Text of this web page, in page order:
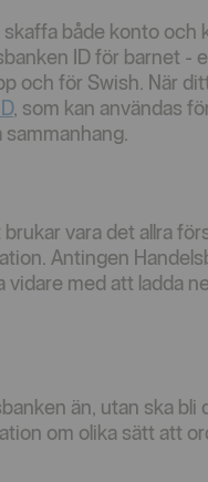
både konto och
ID för barnet -
och för Swish. När
, som kan användas
vara det allra
Antingen
med att ladda
än, utan ska bli
om olika sätt att